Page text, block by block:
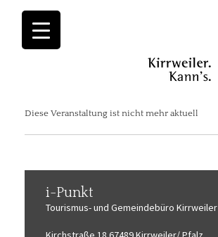
Diese Veranstaltung ist nicht mehr aktuell
i-Punkt
Tourismus-und Gemeindebüro Kirrweiler